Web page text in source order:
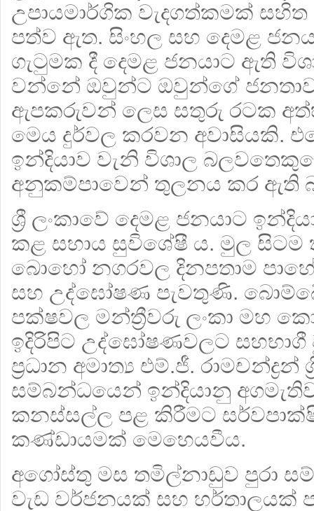
උපායමාර්ගික වැදගත්කමක්
පත්ව ඇත. සිංහල සහ දෙමළ
ගැටුමක දී දෙමළ ජනයාට ඇති
වන්නේ ඔවුන්ට ඔවුන්ගේ
ඇපකරුවන් ලෙස සතුරු රටක
මෙය දුර්වල කරවන අවාසියකි.
ඉන්දියාව වැනි විශාල
අනුකම්පාවෙන් තුලනය කර ඇති
ශ්‍රී ලංකාවේ දෙමළ ජනයාට
කළ සහාය සුවිශේෂී ය. මුල සිටම
බොහෝ නගරවල දිනපතාම
සහ උද්ඝෝෂණ පැවතුණි.
පක්ෂවල මන්ත්‍රීවරු ලංකා මහ
ඉදිරිපිට උද්ඝෝෂණවලට
ප්‍රධාන අමාත්‍ය එම්.ජී. රාමචන්ද්‍රන්
සම්බන්ධයෙන් ඉන්දියානු
කනස්සල්ල පළ කිරීමට
කණ්ඩායමක් මෙහෙයවීය.
අගෝස්තු මස තමිල්නාඩුව පුරා
වැඩ වර්ජනයක් සහ හර්තාලයක්